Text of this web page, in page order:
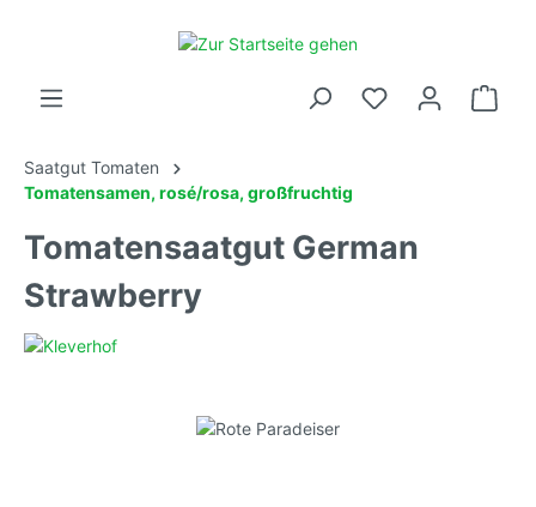
Saatgut Tomaten
Tomatensamen, rosé/rosa, großfruchtig
Tomatensaatgut German
Strawberry